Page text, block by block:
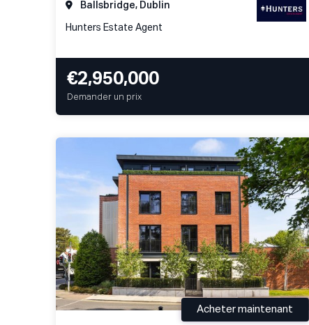
Ballsbridge, Dublin
Hunters Estate Agent
€2,950,000
Demander un prix
Acheter maintenant